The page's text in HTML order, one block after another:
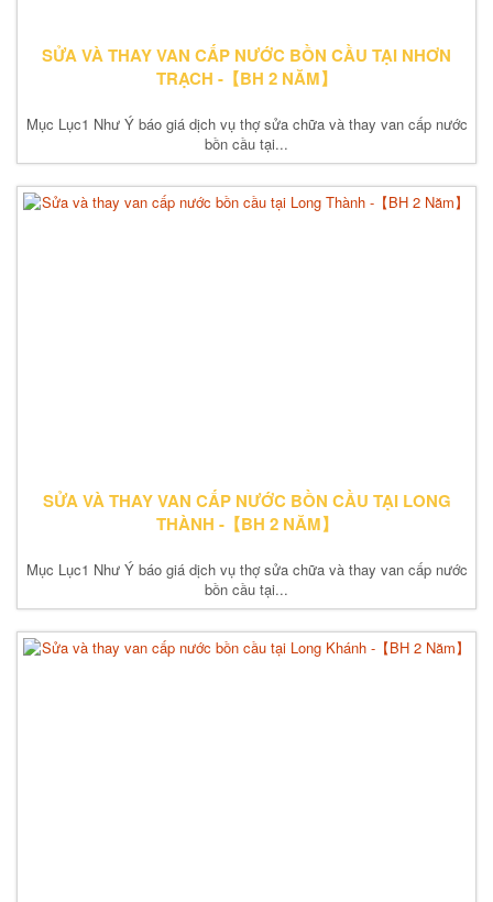
SỬA VÀ THAY VAN CẤP NƯỚC BỒN CẦU TẠI NHƠN
TRẠCH -【BH 2 NĂM】
Mục Lục1 Như Ý báo giá dịch vụ thợ sửa chữa và thay van cấp nước
bồn cầu tại...
SỬA VÀ THAY VAN CẤP NƯỚC BỒN CẦU TẠI LONG
THÀNH -【BH 2 NĂM】
Mục Lục1 Như Ý báo giá dịch vụ thợ sửa chữa và thay van cấp nước
bồn cầu tại...